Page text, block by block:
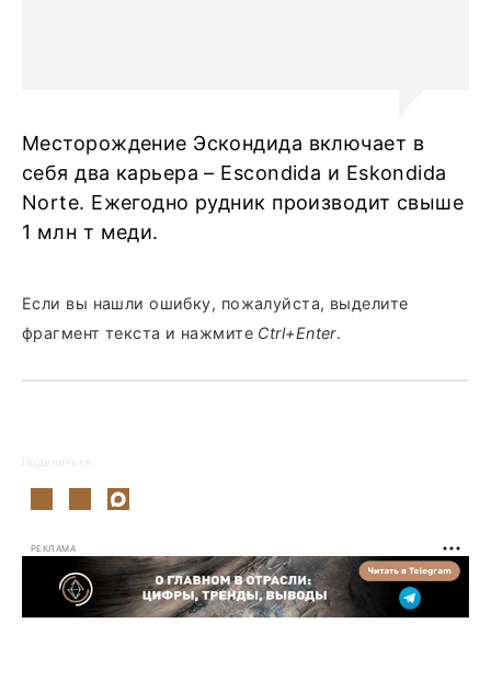
Месторождение Эскондида включает в
себя два карьера – Escondida и Eskondida
Norte. Ежегодно рудник производит свыше
1 млн т меди.
Если вы нашли ошибку, пожалуйста, выделите
фрагмент текста и нажмите Ctrl+Enter.
Поделиться:
РЕКЛАМА